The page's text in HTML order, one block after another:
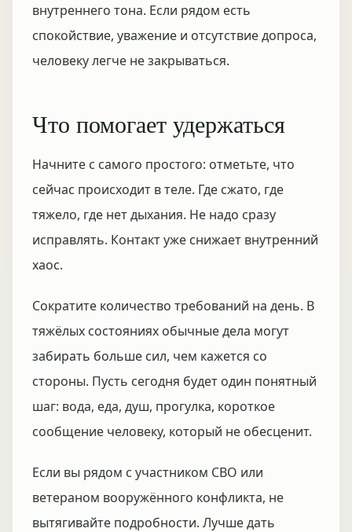
внутреннего тона. Если рядом есть
спокойствие, уважение и отсутствие допроса,
человеку легче не закрываться.
Что помогает удержаться
Начните с самого простого: отметьте, что
сейчас происходит в теле. Где сжато, где
тяжело, где нет дыхания. Не надо сразу
исправлять. Контакт уже снижает внутренний
хаос.
Сократите количество требований на день. В
тяжёлых состояниях обычные дела могут
забирать больше сил, чем кажется со
стороны. Пусть сегодня будет один понятный
шаг: вода, еда, душ, прогулка, короткое
сообщение человеку, который не обесценит.
Если вы рядом с участником СВО или
ветераном вооружённого конфликта, не
вытягивайте подробности. Лучше дать